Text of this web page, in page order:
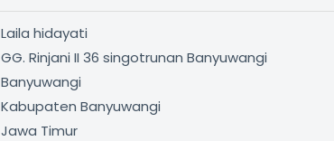
Laila hidayati
GG. Rinjani II 36 singotrunan Banyuwangi
Banyuwangi
Kabupaten Banyuwangi
Jawa Timur